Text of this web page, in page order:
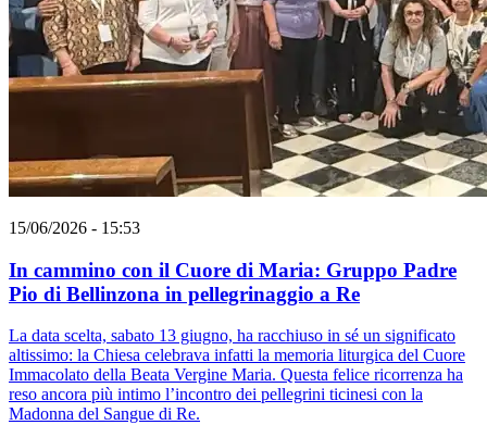
15/06/2026 - 15:53
In cammino con il Cuore di Maria: Gruppo Padre
Pio di Bellinzona in pellegrinaggio a Re
La data scelta, sabato 13 giugno, ha racchiuso in sé un significato
altissimo: la Chiesa celebrava infatti la memoria liturgica del Cuore
Immacolato della Beata Vergine Maria. Questa felice ricorrenza ha
reso ancora più intimo l’incontro dei pellegrini ticinesi con la
Madonna del Sangue di Re.